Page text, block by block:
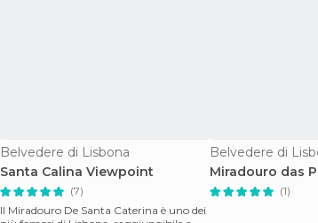
Belvedere di Lisbona
Santa Calina Viewpoint
(7)
Il Miradouro De Santa Caterina è uno dei
Belvedere di
Miradouro das
(1)